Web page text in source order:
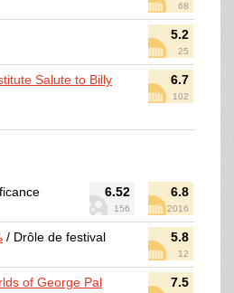
68
5.2
25
6.7
102
Salute to Billy
6.52
156
6.8
2016
5.8
12
/ Drôle de festival
7.5
of George Pal